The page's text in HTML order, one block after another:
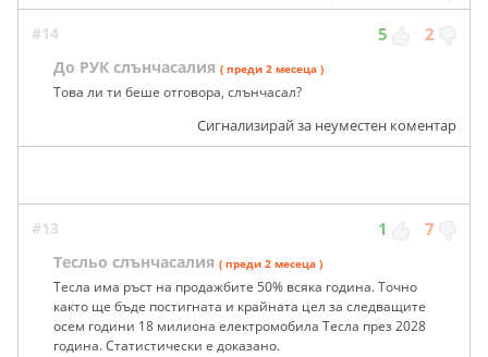
#14 5 2
До РУК слънчасалия ( преди 2 месеца )
Това ли ти беше отговора, слънчасал?
Сигнализирай за неуместен коментар
#13 1 7
Тесльо слънчасалия ( преди 2 месеца )
Тесла има ръст на продажбите 50% всяка година. Точно
както ще бъде постигната и крайната цел за следващите
осем години 18 милиона електромобила Тесла през 2028
година. Статистически е доказано.